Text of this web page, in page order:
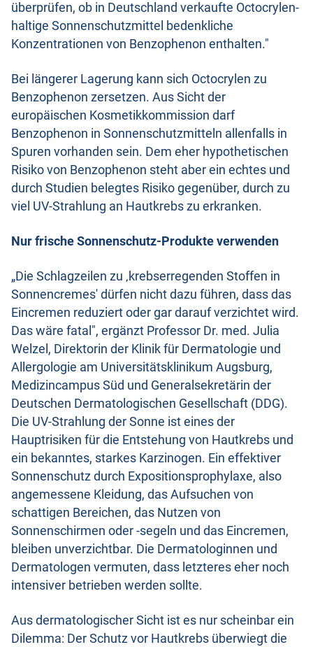
überprüfen, ob in Deutschland verkaufte Octocrylen-
haltige Sonnenschutzmittel bedenkliche
Konzentrationen von Benzophenon enthalten."
Bei längerer Lagerung kann sich Octocrylen zu
Benzophenon zersetzen. Aus Sicht der
europäischen Kosmetikkommission darf
Benzophenon in Sonnenschutzmitteln allenfalls in
Spuren vorhanden sein. Dem eher hypothetischen
Risiko von Benzophenon steht aber ein echtes und
durch Studien belegtes Risiko gegenüber, durch zu
viel UV-Strahlung an Hautkrebs zu erkranken.
Nur frische Sonnenschutz-Produkte verwenden
„Die Schlagzeilen zu ‚krebserregenden Stoffen in
Sonnencremes' dürfen nicht dazu führen, dass das
Eincremen reduziert oder gar darauf verzichtet wird.
Das wäre fatal", ergänzt Professor Dr. med. Julia
Welzel, Direktorin der Klinik für Dermatologie und
Allergologie am Universitätsklinikum Augsburg,
Medizincampus Süd und Generalsekretärin der
Deutschen Dermatologischen Gesellschaft (DDG).
Die UV-Strahlung der Sonne ist eines der
Hauptrisiken für die Entstehung von Hautkrebs und
ein bekanntes, starkes Karzinogen. Ein effektiver
Sonnenschutz durch Expositionsprophylaxe, also
angemessene Kleidung, das Aufsuchen von
schattigen Bereichen, das Nutzen von
Sonnenschirmen oder -segeln und das Eincremen,
bleiben unverzichtbar. Die Dermatologinnen und
Dermatologen vermuten, dass letzteres eher noch
intensiver betrieben werden sollte.
Aus dermatologischer Sicht ist es nur scheinbar ein
Dilemma: Der Schutz vor Hautkrebs überwiegt die